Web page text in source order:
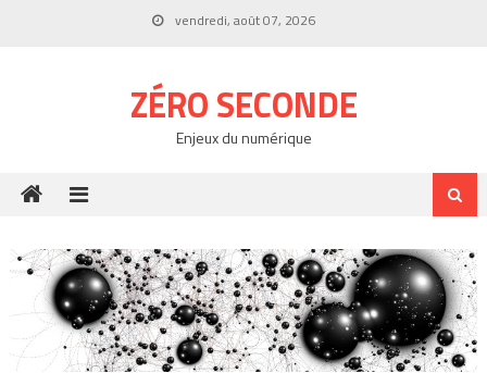
vendredi, août 07, 2026
ZÉRO SECONDE
Enjeux du numérique